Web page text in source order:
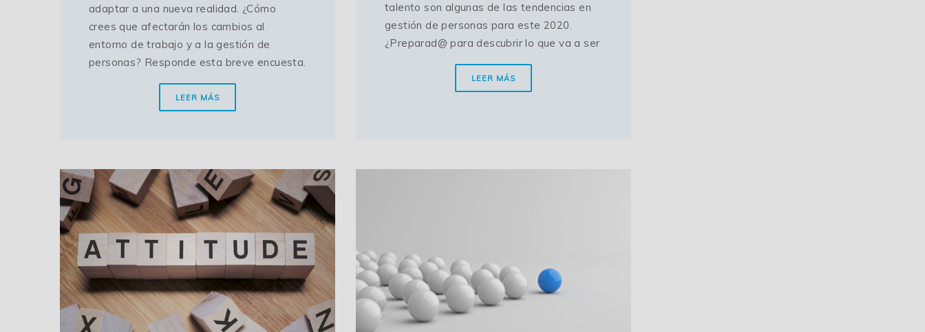
adaptar a una nueva realidad. ¿Cómo
crees que afectarán los cambios al
entorno de trabajo y a la gestión de
personas? Responde esta breve encuesta.
LEER MÁS
talento son algunas de las tendencias en
gestión de personas para este 2020.
¿Preparad@ para descubrir lo que va a ser
LEER MÁS